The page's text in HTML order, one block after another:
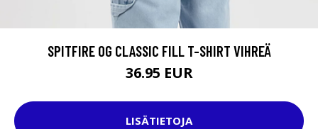
SPITFIRE OG CLASSIC FILL T-SHIRT VIHREÄ
36.95 EUR
LISÄTIETOJA